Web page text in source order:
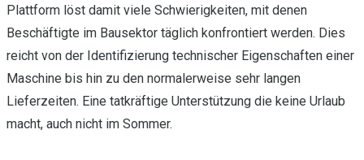
Plattform löst damit viele Schwierigkeiten, mit denen
Beschäftigte im Bausektor täglich konfrontiert werden. Dies
reicht von der Identifizierung technischer Eigenschaften einer
Maschine bis hin zu den normalerweise sehr langen
Lieferzeiten. Eine tatkräftige Unterstützung die keine Urlaub
macht, auch nicht im Sommer.